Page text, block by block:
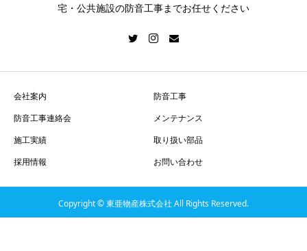
宅・公共施設の防音工事までお任せください
会社案内
防音工事
防音工事連絡会
メンテナンス
施工実績
取り扱い部品
採用情報
お問い合わせ
Copyright © 東亜物産株式会社 All Rights Reserved.